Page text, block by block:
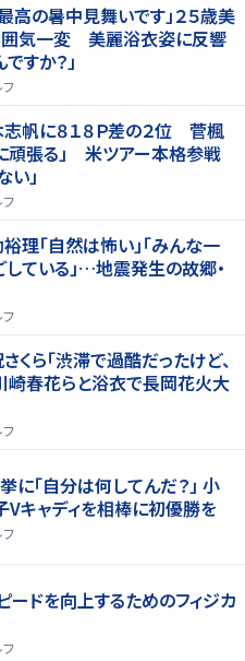
最高の暑中見舞いです」２５歳美
囲気一変 美麗浴衣姿に反響
すか？」
フ
志帆に８１８Ｐ差の２位 菅楓
頑張る」 米ツアー本格参戦
い」
フ
裕理「自然は怖い」「みんな一
ている」…地震発生の故郷・
フ
くら「渋滞で過酷だったけど、
崎春花らと浴衣で長岡花火大
フ
に「自分は何してんだ？」 小
キャディを相棒に初優勝を
フ
ピードを向上するためのフィジカ
フ